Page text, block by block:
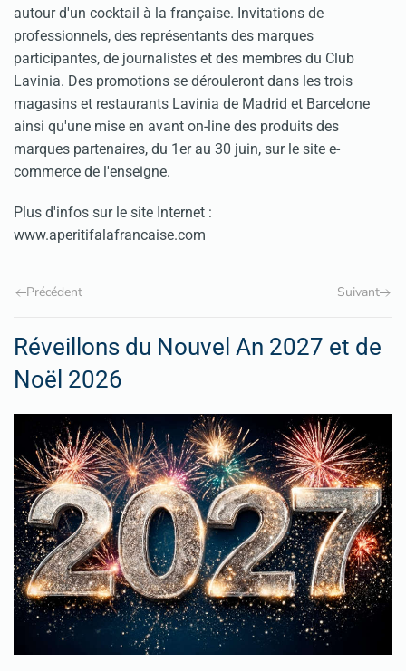
autour d'un cocktail à la française. Invitations de
professionnels, des représentants des marques
participantes, de journalistes et des membres du Club
Lavinia. Des promotions se dérouleront dans les trois
magasins et restaurants Lavinia de Madrid et Barcelone
ainsi qu'une mise en avant on-line des produits des
marques partenaires, du 1er au 30 juin, sur le site e-
commerce de l'enseigne.
Plus d'infos sur le site Internet :
www.aperitifalafrancaise.com
Précédent Suivant
Réveillons du Nouvel An 2027 et de
Noël 2026